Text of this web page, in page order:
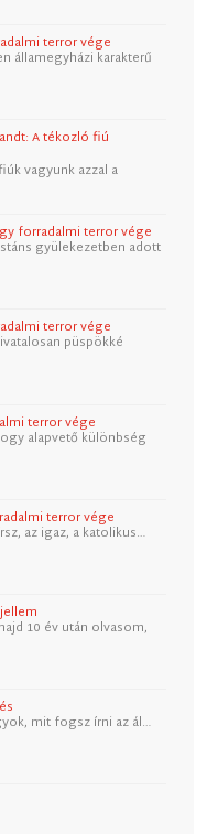
terror vége
államegyházi karakterű
A tékozló fiú
vagyunk azzal a
forradalmi terror vége
gyülekezetben adott
terror vége
püspökké
terror vége
alapvető különbség
terror vége
az igaz, a katolikus…
10 év után olvasom,
mit fogsz írni az ál…